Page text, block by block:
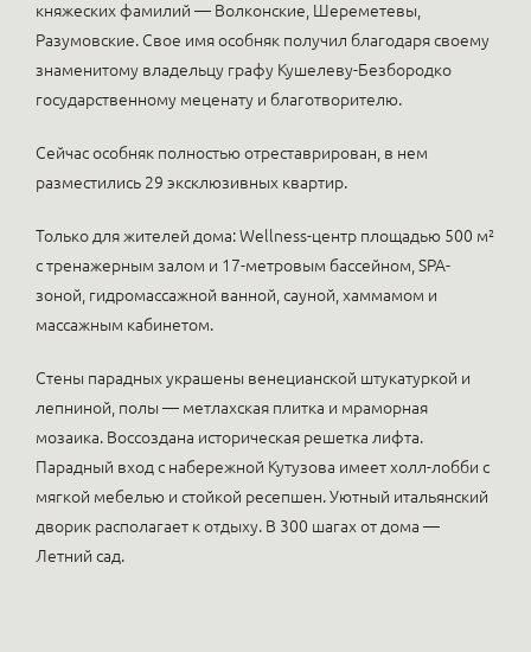
княжеских фамилий — Волконские, Шереметевы,
Разумовские. Свое имя особняк получил благодаря своему
знаменитому владельцу графу Кушелеву-Безбородко
государственному меценату и благотворителю.
Сейчас особняк полностью отреставрирован, в нем
разместились 29 эксклюзивных квартир.
Только для жителей дома: Wellness-центр площадью 500 м²
с тренажерным залом и 17-метровым бассейном, SPA-
зоной, гидромассажной ванной, сауной, хаммамом и
массажным кабинетом.
Стены парадных украшены венецианской штукатуркой и
лепниной, полы — метлахская плитка и мраморная
мозаика. Воссоздана историческая решетка лифта.
Парадный вход с набережной Кутузова имеет холл-лобби с
мягкой мебелью и стойкой ресепшен. Уютный итальянский
дворик располагает к отдыху. В 300 шагах от дома —
Летний сад.